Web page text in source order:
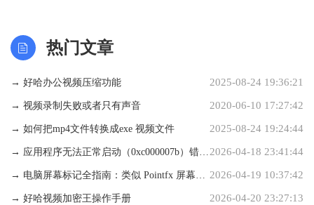
热门文章
→ 好哈办公视频压缩功能 2025-08-24 19:36:21
→ 视频录制失败或者只有声音 2020-06-10 17:27:42
→ 如何把mp4文件转换成exe 视频文件 2025-08-24 19:24:44
→ 应用程序无法正常启动（0xc000007b）错误
解析与修复方法
2026-04-18 23:41:44
→ 电脑屏幕标记全指南：类似 Pointfx 屏幕画
笔的具体使用步骤
2026-04-19 10:37:42
→ 好哈视频加密王操作手册 2026-04-20 23:27:13